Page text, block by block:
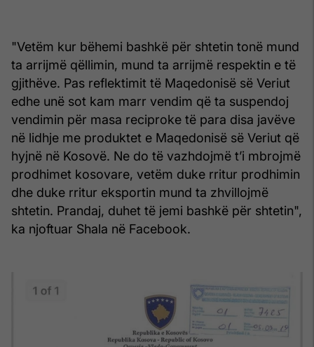
"Vetëm kur bëhemi bashkë për shtetin tonë mund
ta arrijmë qëllimin, mund ta arrijmë respektin e të
gjithëve. Pas reflektimit të Maqedonisë së Veriut
edhe unë sot kam marr vendim që ta suspendoj
vendimin për masa reciproke të para disa javëve
në lidhje me produktet e Maqedonisë së Veriut që
hyjnë në Kosovë. Ne do të vazhdojmë t’i mbrojmë
prodhimet kosovare, vetëm duke rritur prodhimin
dhe duke rritur eksportin mund ta zhvillojmë
shtetin. Prandaj, duhet të jemi bashkë për shtetin",
ka njoftuar Shala në Facebook.